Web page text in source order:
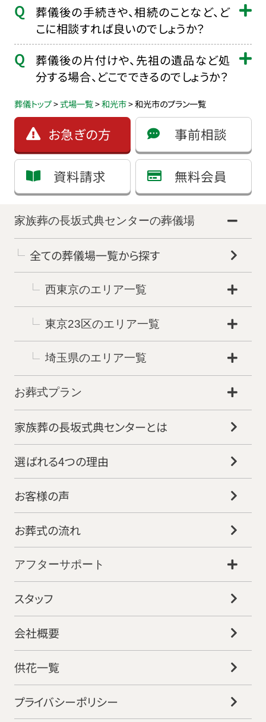
葬儀後の手続きや、相続のことなど、ど
こに相談すれば良いのでしょうか？
葬儀後の片付けや、先祖の遺品など処
分する場合、どこでできるのでしょうか？
葬儀トップ>式場一覧>和光市>和光市のプラン一覧
お急ぎの方 事前相談
資料請求 無料会員
家族葬の長坂式典センターの葬儀場
全ての葬儀場一覧から探す
西東京のエリア一覧
東京23区のエリア一覧
埼玉県のエリア一覧
お葬式プラン
家族葬の長坂式典センターとは
選ばれる4つの理由
お客様の声
お葬式の流れ
アフターサポート
スタッフ
会社概要
供花一覧
プライバシーポリシー